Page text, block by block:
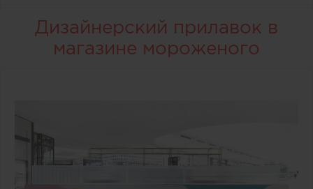
Дизайнерский прилавок в
магазине мороженого